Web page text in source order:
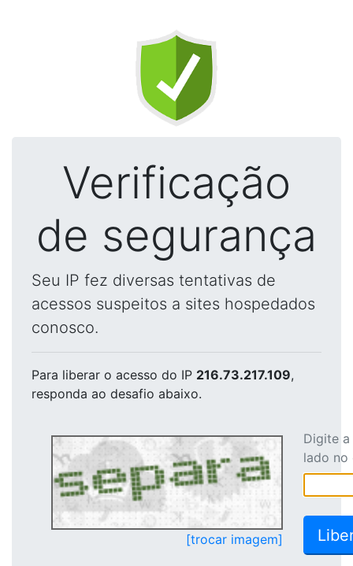
Verificação
de segurança
Seu IP fez diversas tentativas de
acessos suspeitos a sites hospedados
conosco.
Para liberar o acesso do IP 216.73.217.109,
responda ao desafio abaixo.
[trocar imagem]
Digite
lado no